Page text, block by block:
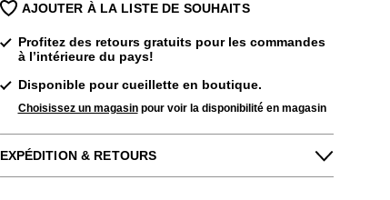
AJOUTER À LA LISTE DE SOUHAITS
Profitez des retours gratuits pour les commandes
à l’intérieure du pays!
Disponible pour cueillette en boutique.
Choisissez un magasinpour voir la disponibilité en magasin
EXPÉDITION & RETOURS